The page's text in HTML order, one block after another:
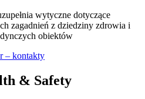
wytyczne dotyczące
zagadnień z dziedziny zdrowia i
obiektów
– kontakty
& Safety